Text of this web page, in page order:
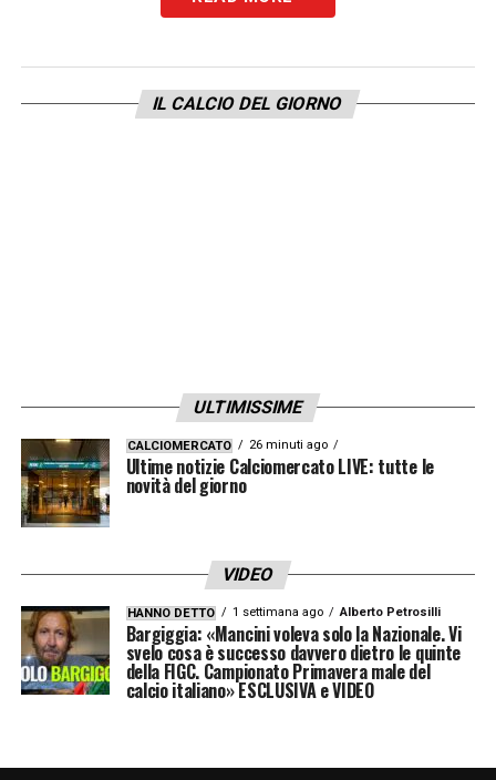
LA PLAYLIST DELLE NOSTRE TOP NEWS
IL CALCIO DEL GIORNO
ULTIMISSIME
CALCIOMERCATO 26 minuti ago
Ultime notizie Calciomercato LIVE: tutte le
novità del giorno
VIDEO
HANNO DETTO 1 settimana ago Alberto Petrosilli
Bargiggia: «Mancini voleva solo la Nazionale. Vi
svelo cosa è successo davvero dietro le quinte
della FIGC. Campionato Primavera male del
calcio italiano» ESCLUSIVA e VIDEO